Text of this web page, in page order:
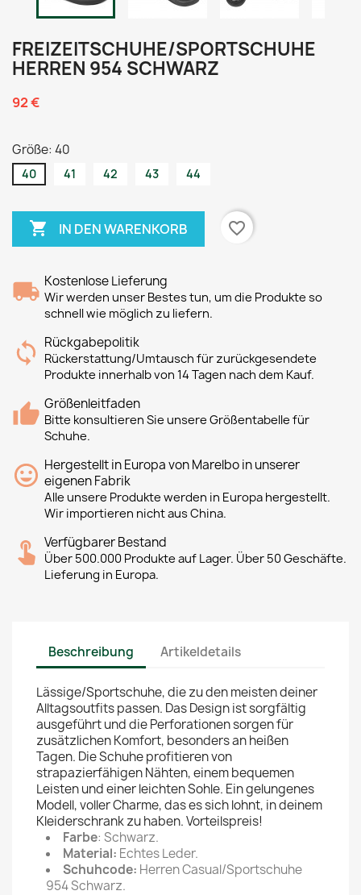
FREIZEITSCHUHE/SPORTSCHUHE
HERREN 954 SCHWARZ
92 €
Größe: 40
40 41 42 43 44
 IN DEN WARENKORB favorite_border
Kostenlose Lieferung
Wir werden unser Bestes tun, um die Produkte so
schnell wie möglich zu liefern.
Rückgabepolitik
Rückerstattung/Umtausch für zurückgesendete
Produkte innerhalb von 14 Tagen nach dem Kauf.
Größenleitfaden
Bitte konsultieren Sie unsere Größentabelle für
Schuhe.
Hergestellt in Europa von Marelbo in unserer
eigenen Fabrik
Alle unsere Produkte werden in Europa hergestellt.
Wir importieren nicht aus China.
Verfügbarer Bestand
Über 500.000 Produkte auf Lager. Über 50 Geschäfte.
Lieferung in Europa.
Beschreibung Artikeldetails
Lässige/Sportschuhe, die zu den meisten deiner
Alltagsoutfits passen. Das Design ist sorgfältig
ausgeführt und die Perforationen sorgen für
zusätzlichen Komfort, besonders an heißen
Tagen. Die Schuhe profitieren von
strapazierfähigen Nähten, einem bequemen
Leisten und einer leichten Sohle. Ein gelungenes
Modell, voller Charme, das es sich lohnt, in deinem
Kleiderschrank zu haben. Vorteilspreis!
Farbe: Schwarz.
Material: Echtes Leder.
Schuhcode: Herren Casual/Sportschuhe
954 Schwarz.